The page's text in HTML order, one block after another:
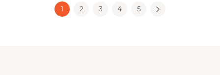
1 2 3 4 5